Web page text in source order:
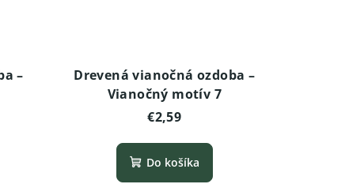
–
Drevená vianočná ozdoba –
Vianočný motív 7
€2,59
Do košíka